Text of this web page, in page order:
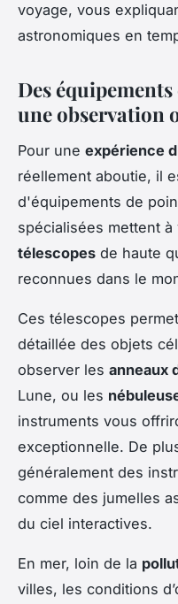
voyage, vous
astronomiques en
Des
une observation
Pour une expérience
réellement aboutie, il
d'équipements de
spécialisées mettent
télescopes de haute
reconnues dans le
Ces télescopes
détaillée des objets
observer les anneaux
Lune, ou les
instruments vous
exceptionnelle. De
généralement des
comme des jumelles
du ciel interactives.
En mer, loin de la
villes, les conditions